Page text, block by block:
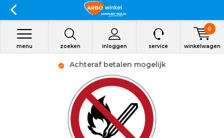
zoeken inloggen
menu service winkelwagen
0
Achteraf betalen mogelijk